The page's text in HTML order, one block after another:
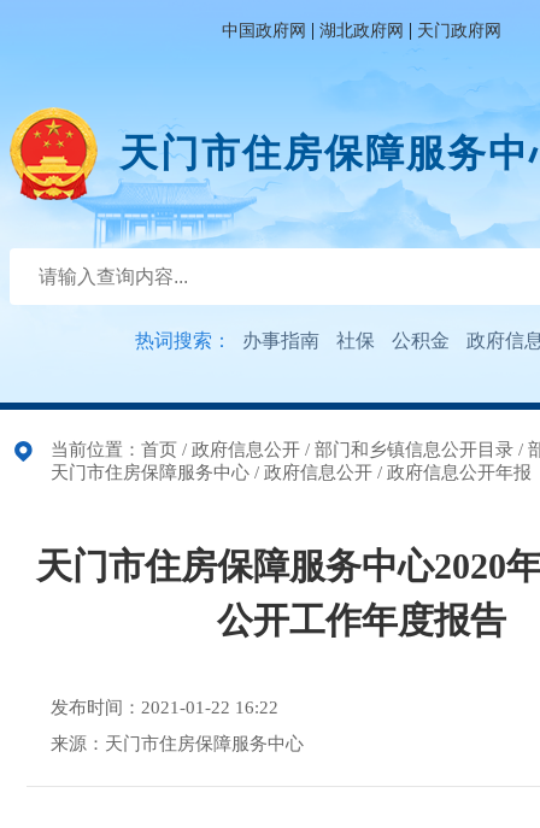
中国政府网 | 湖北政府网 | 天门政府网
天门市住房保障服务中
热词搜索： 办事指南 社保 公积金 政府信
当前位置： 首页 / 政府信息公开 / 部门和乡镇信息公开目录 /
天门市住房保障服务中心 / 政府信息公开 / 政府信息公开年报
天门市住房保障服务中心2020
公开工作年度报告
发布时间：2021-01-22 16:22
来源：天门市住房保障服务中心